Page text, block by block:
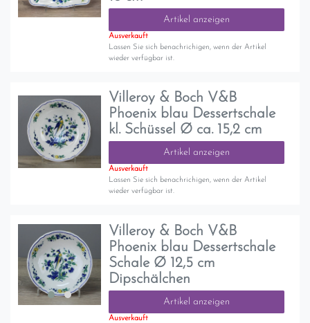
Artikel anzeigen
Ausverkauft
Lassen Sie sich benachrichigen, wenn der Artikel
wieder verfügbar ist.
Villeroy & Boch V&B
Phoenix blau Dessertschale
kl. Schüssel Ø ca. 15,2 cm
Artikel anzeigen
Ausverkauft
Lassen Sie sich benachrichigen, wenn der Artikel
wieder verfügbar ist.
Villeroy & Boch V&B
Phoenix blau Dessertschale
Schale Ø 12,5 cm
Dipschälchen
Artikel anzeigen
Ausverkauft